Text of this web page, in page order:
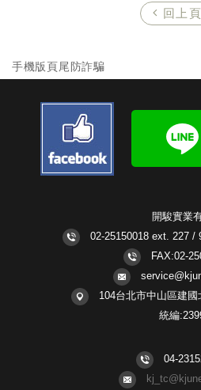
回上頁
手機版頁尾防詐騙
開駿實業
02-25150018 ext. 227 /
FAX:02-
104台北市中山區建
統編
04-